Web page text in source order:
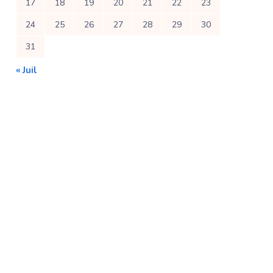
17 18 19 20 21 22
23
24
25 26 27 28 29
30
31
« Juil